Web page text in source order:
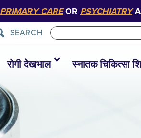
PRIMARY CAREOR PSYCHIATRY
SEARCH
रोगी देखभाल स्नातक चिकित्सा